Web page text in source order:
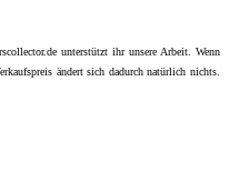
unterstützt ihr unsere Arbeit. Wenn
ändert sich dadurch natürlich nichts.